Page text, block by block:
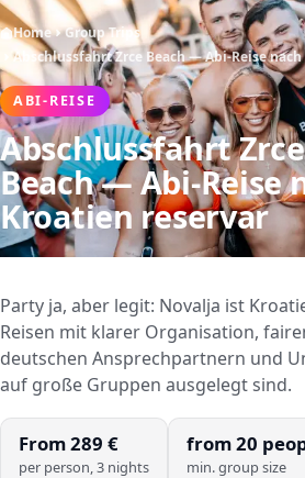
2
Home
Group Trips
Abschlussfahrt Zrce Beach — Abi-Reise
ABI-REISE
Abschlussfahrt Zrce
Beach — Abi-Reise
Kroatien reservar
Party ja, aber legit: Novalja ist
Reisen mit klarer Organisation,
deutschen Ansprechpartnern und
auf große Gruppen ausgelegt sind.
From289 €
per person, 3 nights
from20
min. group size